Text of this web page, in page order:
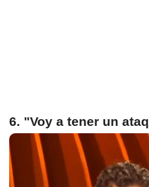
6. "Voy a tener un